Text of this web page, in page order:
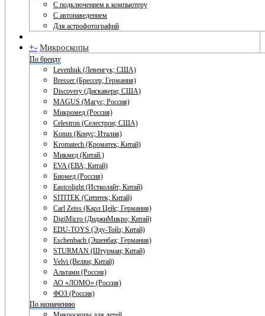
С подключением к компьютеру
С автонаведением
Для астрофотографий
+- Микроскопы
По бренду
Levenhuk (Левенгук; США)
Bresser (Брессер; Германия)
Discovery (Дискавери; США)
MAGUS (Магус; Россия)
Микромед (Россия)
Celestron (Селестрон; США)
Konus (Конус; Италия)
Kromatech (Кроматек; Китай)
Микмед (Китай.)
EVA (ЕВА; Китай)
Биомед (Россия)
Eastcolight (Истколайт; Китай)
SITITEK (Сититек; Китай)
Carl Zeiss (Карл Цейс; Германия)
DigiMicro (ДиджиМикро; Китай)
EDU-TOYS (Эду-Тойз; Китай)
Eschenbach (Эшенбах; Германия)
STURMAN (Штурман; Китай)
Velvi (Велви; Китай)
Альтами (Россия)
АО «ЛОМО» (Россия)
ФОЗ (Россия)
По назначению